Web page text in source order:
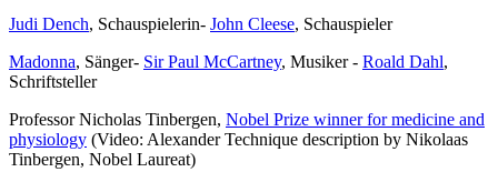
Judi Dench, Schauspielerin- John Cleese, Schauspieler
Madonna, Sänger- Sir Paul McCartney, Musiker - Roald Dahl,
Schriftsteller
Professor Nicholas Tinbergen, Nobel Prize winner for medicine and
physiology (Video: Alexander Technique description by Nikolaas
Tinbergen, Nobel Laureat)